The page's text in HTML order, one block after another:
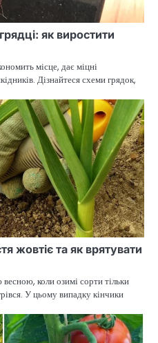
як виростити
місце, дає міцні
Дізнайтеся схеми грядок,
жовтіє та як врятувати
коли озимі сорти тільки
У цьому випадку кінчики